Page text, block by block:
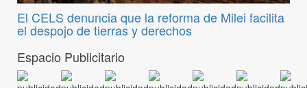
El CELS denuncia que la reforma de Milei facilita
el despojo de tierras y derechos
Espacio Publicitario